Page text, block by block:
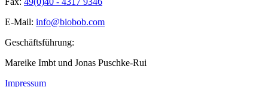
E-Mail: info@biobob.com
Geschäftsführung:
Mareike Imbt und Jonas Puschke-Rui
Impressum